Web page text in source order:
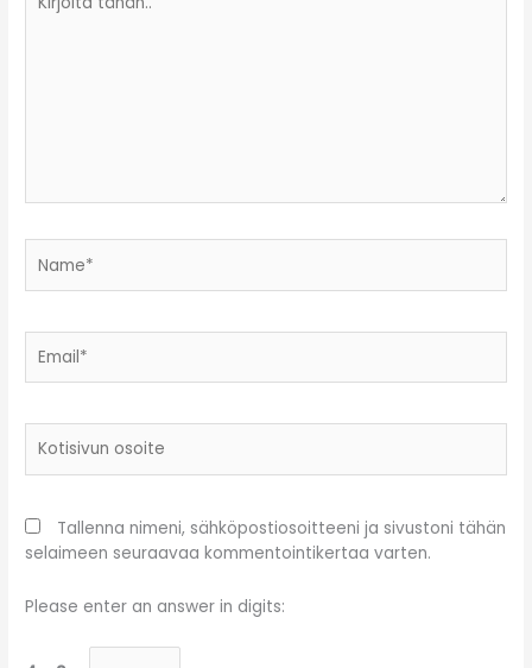
tähän..
osoite
Tallenna nimeni, sähköpostiosoitteeni ja sivustoni tähän
selaimeen seuraavaa kommentointikertaa varten.
Please enter an answer in digits: